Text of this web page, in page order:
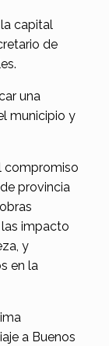
capital
de
una
municipio y
compromiso
provincia
impacto
y
en la
a Buenos